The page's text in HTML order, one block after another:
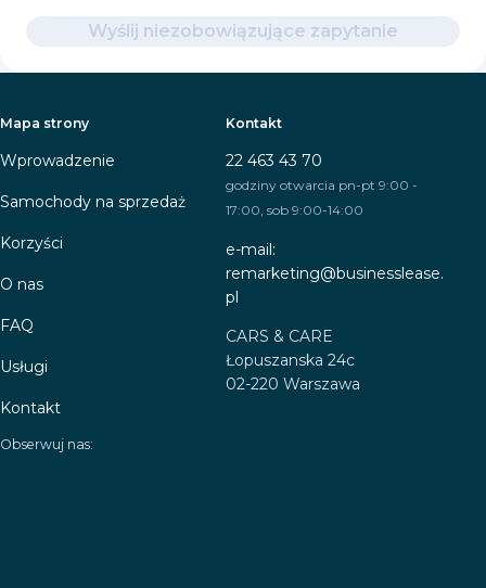
Wyślij niezobowiązujące zapytanie
Mapa strony
Wprowadzenie
Samochody na sprzedaż
Korzyści
O nas
FAQ
Usługi
Kontakt
Kontakt
22 463 43 70
godziny otwarcia pn-pt 9:00 -
17:00, sob 9:00-14:00
e-mail:
remarketing@businesslease.
pl
CARS & CARE
Łopuszanska 24c
02-220 Warszawa
Obserwuj nas: